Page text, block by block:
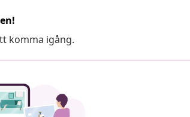
komma igång.